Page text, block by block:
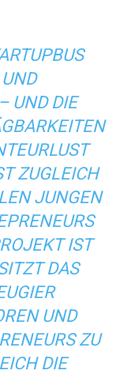
UND DIE
ZUGLEICH
JUNGEN
IST
DAS
UND
ZU
DIE